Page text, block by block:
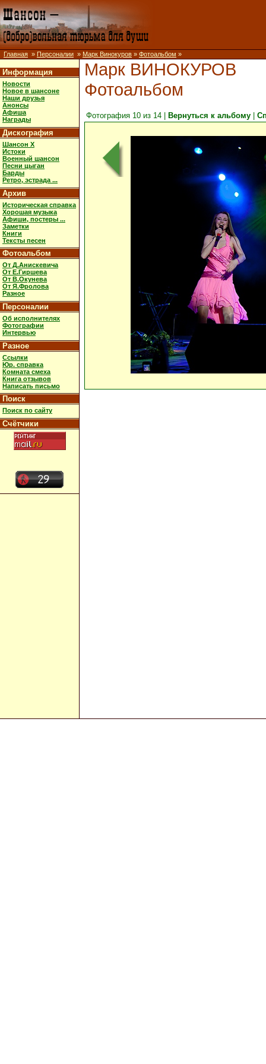
Главная » Персоналии » Марк Винокуров » Фотоальбом »
Информация
Новости
Новое в шансоне
Наши друзья
Анонсы
Афиша
Награды
Дискография
Шансон X
Истоки
Военный шансон
Песни цыган
Барды
Ретро, эстрада ...
Архив
Историческая справка
Хорошая музыка
Афиши, постеры ...
Заметки
Книги
Тексты песен
Фотоальбом
От Д.Анискевича
От Е.Гиршева
От В.Окунева
От Я.Фролова
Разное
Персоналии
Об исполнителях
Фотографии
Интервью
Разное
Ссылки
Юр. справка
Комната смеха
Книга отзывов
Написать письмо
Поиск
Поиск по сайту
Счётчики
Марк ВИНОКУРОВ
Фотоальбом
Фотография 10 из 14 | Вернуться к альбому